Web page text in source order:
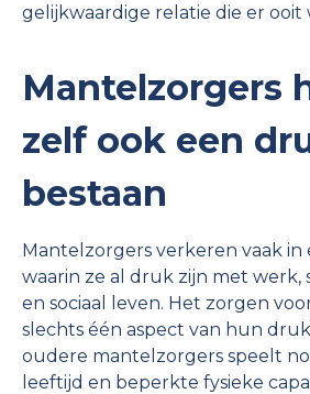
gelijkwaardige relatie die er ooit
Mantelzorgers
zelf ook een
bestaan
Mantelzorgers verkeren vaak in
waarin ze al druk zijn met werk,
en sociaal leven. Het zorgen
slechts één aspect van hun
oudere mantelzorgers speelt
leeftijd en beperkte fysieke